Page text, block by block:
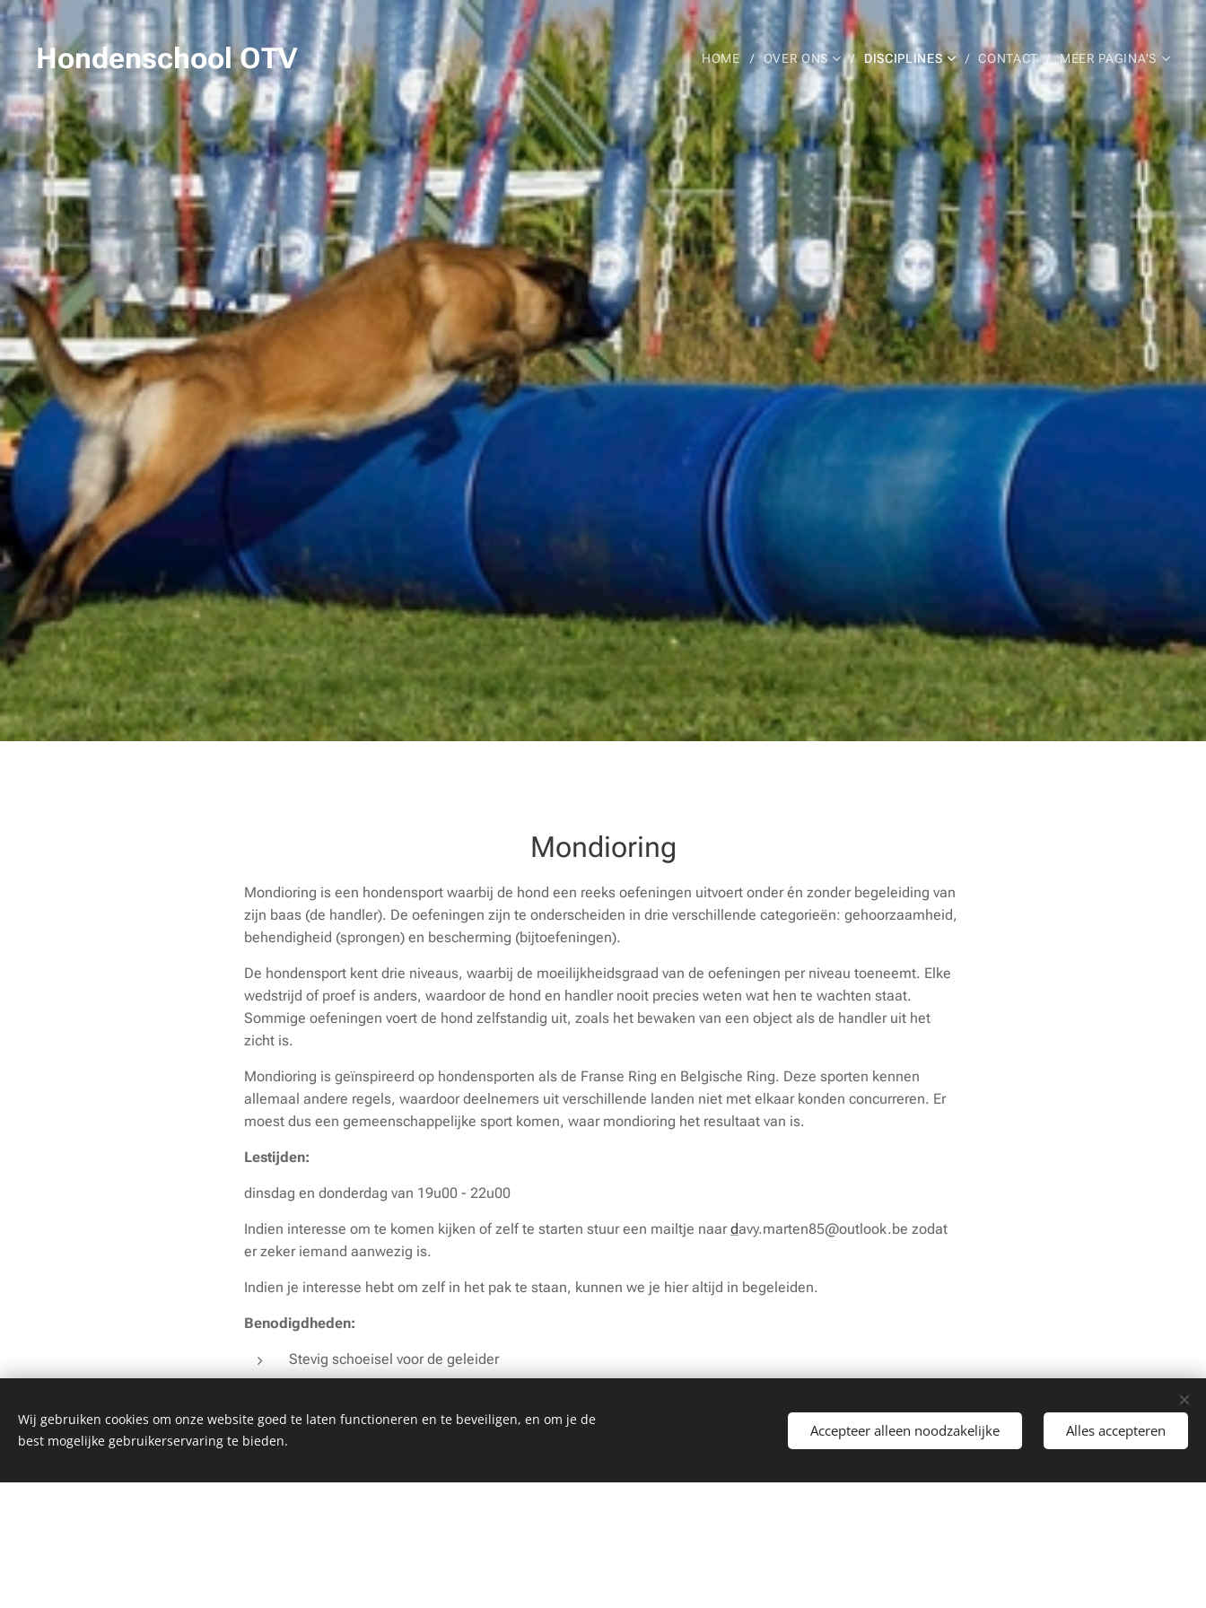
Hondenschool OTV
Terbiest
HOME OVER ONS DISCIPLINES CONTACT MEER PAGINA'S
Mondioring
Mondioring is een hondensport waarbij de hond een reeks oefeningen uitvoert onder én zonder begeleiding van
zijn baas (de handler). De oefeningen zijn te onderscheiden in drie verschillende categorieën: gehoorzaamheid,
behendigheid (sprongen) en bescherming (bijtoefeningen).
De hondensport kent drie niveaus, waarbij de moeilijkheidsgraad van de oefeningen per niveau toeneemt. Elke
wedstrijd of proef is anders, waardoor de hond en handler nooit precies weten wat hen te wachten staat.
Sommige oefeningen voert de hond zelfstandig uit, zoals het bewaken van een object als de handler uit het
zicht is.
Mondioring is geïnspireerd op hondensporten als de Franse Ring en Belgische Ring. Deze sporten kennen
allemaal andere regels, waardoor deelnemers uit verschillende landen niet met elkaar konden concurreren. Er
moest dus een gemeenschappelijke sport komen, waar mondioring het resultaat van is.
Lestijden:
dinsdag en donderdag van 19u00 - 22u00
Indien interesse om te komen kijken of zelf te starten stuur een mailtje naardavy.marten85@outlook.be zodat
er zeker iemand aanwezig is.
Indien je interesse hebt om zelf in het pak te staan, kunnen we je hier altijd in begeleiden.
Benodigdheden:
Stevig schoeisel voor de geleider
Beloningsspeeltje
Wij gebruiken cookies om onze website goed te laten functioneren en te beveiligen, en om je de
best mogelijke gebruikerservaring te bieden.
Accepteer alleen noodzakelijke Alles accepteren